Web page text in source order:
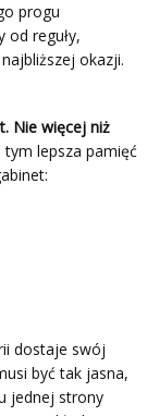
progu
od reguły,
okazji.
Nie więcej niż
lepsza pamięć
dostaje swój
być tak jasna,
jednej strony